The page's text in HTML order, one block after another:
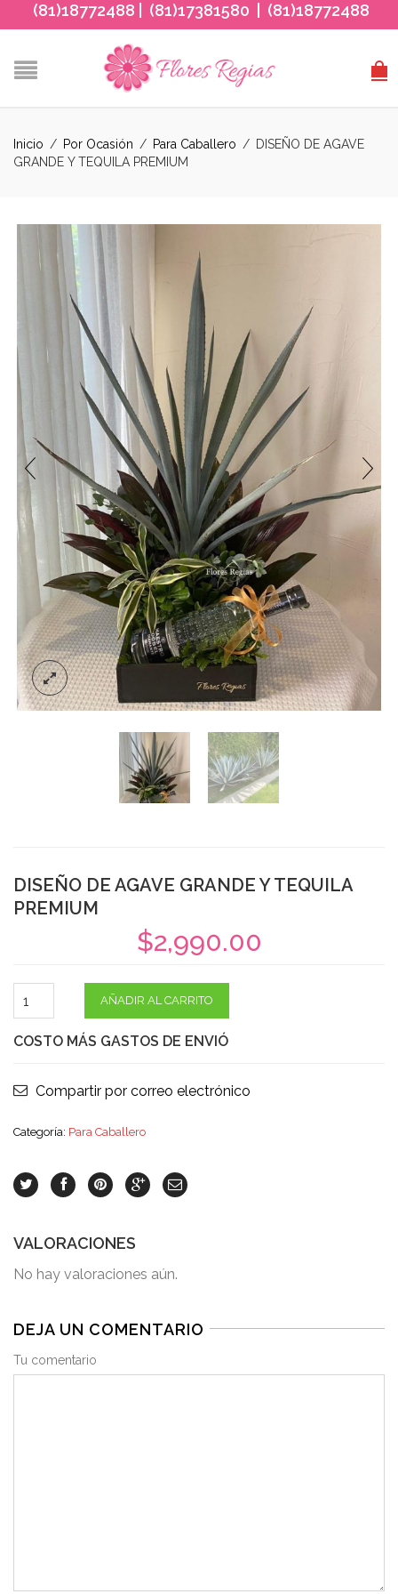
(81)18772488 | (81)17381580 | (81)18772488
Inicio / Por Ocasión / Para Caballero / DISEÑO DE AGAVE
GRANDE Y TEQUILA PREMIUM
DISEÑO DE AGAVE GRANDE Y TEQUILA
PREMIUM
$2,990.00
AÑADIR AL CARRITO
COSTO MÁS GASTOS DE ENVIÓ
Compartir por correo electrónico
Categoría: Para Caballero
VALORACIONES
No hay valoraciones aún.
DEJA UN COMENTARIO
Tu comentario